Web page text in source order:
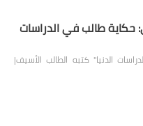
حكاية طالب في الدراسات
الدنيا" كتبه الطالب الأسيف|